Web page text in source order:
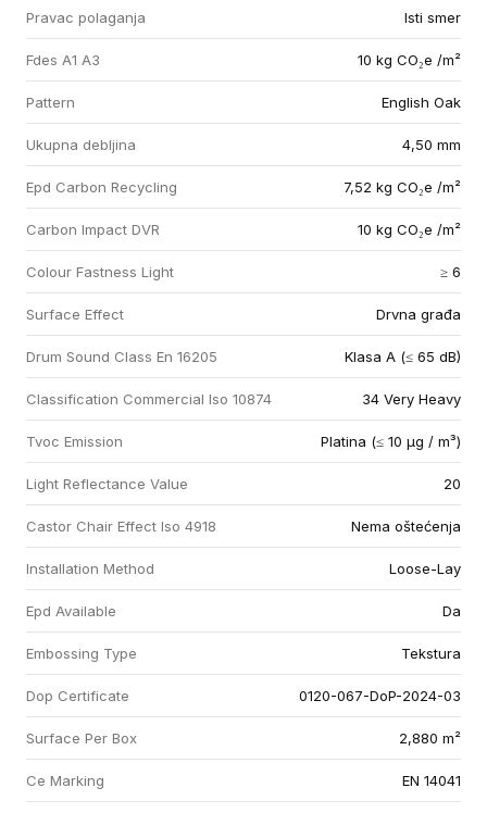
Pravac polaganja Isti smer
Fdes A1 A3 10 kg CO₂e /m²
Pattern English Oak
Ukupna debljina 4,50 mm
Epd Carbon Recycling 7,52 kg CO₂e /m²
Carbon Impact DVR 10 kg CO₂e /m²
Colour Fastness Light ≥ 6
Surface Effect Drvna građa
Drum Sound Class En 16205 Klasa A (≤ 65 dB)
Classification Commercial Iso 10874 34 Very Heavy
Tvoc Emission Platina (≤ 10 µg / m³)
Light Reflectance Value 20
Castor Chair Effect Iso 4918 Nema oštećenja
Installation Method Loose-Lay
Epd Available Da
Embossing Type Tekstura
Dop Certificate 0120-067-DoP-2024-03
Surface Per Box 2,880 m²
Ce Marking EN 14041